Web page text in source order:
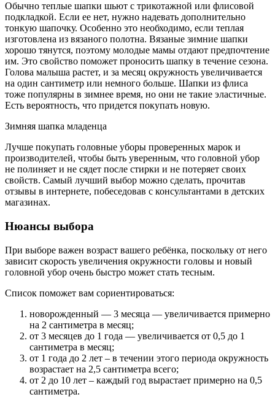
Обычно теплые шапки шьют с трикотажной или флисовой
подкладкой. Если ее нет, нужно надевать дополнительно
тонкую шапочку. Особенно это необходимо, если теплая
изготовлена из вязаного полотна. Вязаные зимние шапки
хорошо тянутся, поэтому молодые мамы отдают предпочтение
им. Это свойство поможет проносить шапку в течение сезона.
Голова малыша растет, и за месяц окружность увеличивается
на один сантиметр или немного больше. Шапки из флиса
тоже популярны в зимнее время, но они не такие эластичные.
Есть вероятность, что придется покупать новую.
Зимняя шапка младенца
Лучше покупать головные уборы проверенных марок и
производителей, чтобы быть уверенным, что головной убор
не полиняет и не сядет после стирки и не потеряет своих
свойств. Самый лучший выбор можно сделать, прочитав
отзывы в интернете, побеседовав с консультантами в детских
магазинах.
Нюансы выбора
При выборе важен возраст вашего ребёнка, поскольку от него
зависит скорость увеличения окружности головы и новый
головной убор очень быстро может стать тесным.
Список поможет вам сориентироваться:
новорожденный — 3 месяца — увеличивается примерно
на 2 сантиметра в месяц;
от 3 месяцев до 1 года — увеличивается от 0,5 до 1
сантиметра в месяц;
от 1 года до 2 лет – в течении этого периода окружность
возрастает на 2,5 сантиметра всего;
от 2 до 10 лет – каждый год вырастает примерно на 0,5
сантиметра.